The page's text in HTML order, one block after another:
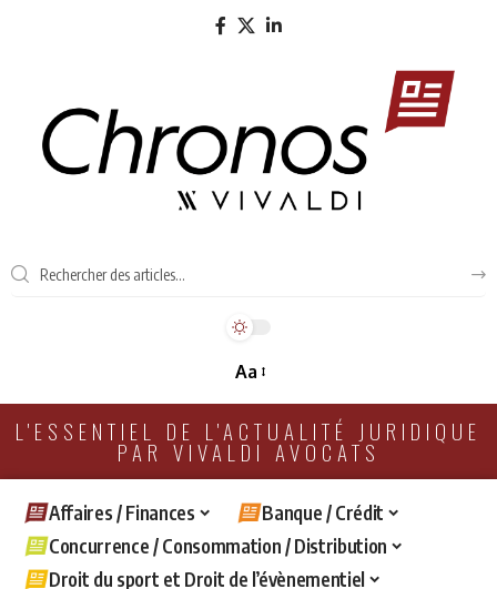
Aa
L'ESSENTIEL DE L'ACTUALITÉ JURIDIQUE
PAR VIVALDI AVOCATS
Affaires / Finances
Banque / Crédit
Concurrence / Consommation / Distribution
Droit du sport et Droit de l’évènementiel